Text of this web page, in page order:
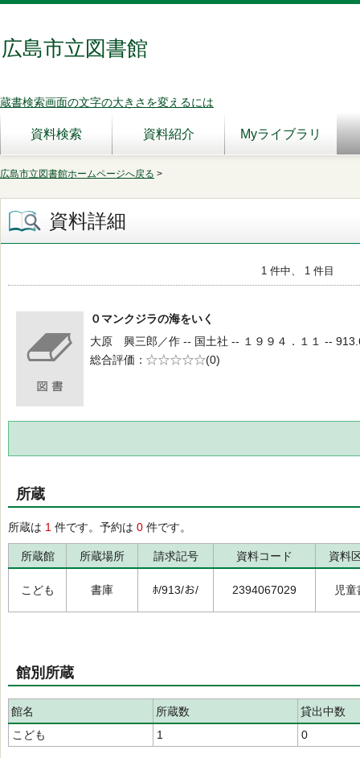
広島市立図書館
蔵書検索画面の文字の大きさを変えるには
資料検索 資料紹介 Myライブラリ
広島市立図書館ホームページへ戻る >
資料詳細
1 件中、 1 件目
０マンクジラの海をいく
大原 興三郎／作 -- 国土社 -- １９９４．１１ --
総合評価
5段階評価
(0)
所蔵
所蔵は 1 件です。予約は 0 件です。
所蔵館 所蔵場所 請求記号 資料コード 資料
こども 書庫 ﾎ/913/お/ 2394067029 児童
館別所蔵
館名 所蔵数
貸出中数
こども
1 0